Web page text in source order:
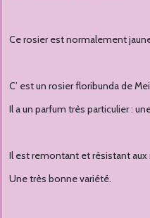
Ce rosier est normalement
C’ est un rosier floribunda de
Il a un parfum très particulier :
Il est remontant et résistant aux
Une très bonne variété.